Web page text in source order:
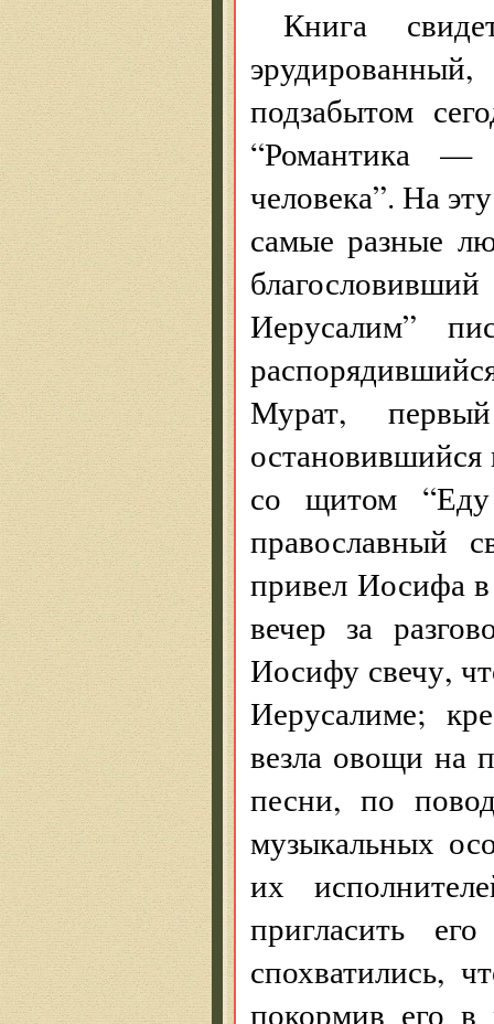
Книга
подзабытом
“Романтика
человека”. На
самые разные
Иерусалим”
Мурат,
остановившийся
со щитом “Еду
православный
привел Иосифа в
вечер за
Иосифу свечу,
Иерусалиме;
везла овощи на
песни, по
музыкальных
их
пригласить
спохватились,
покормив его в